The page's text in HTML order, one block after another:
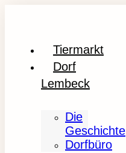
Tiermarkt
Dorf
Lembeck
Die
Geschichte
Dorfbüro